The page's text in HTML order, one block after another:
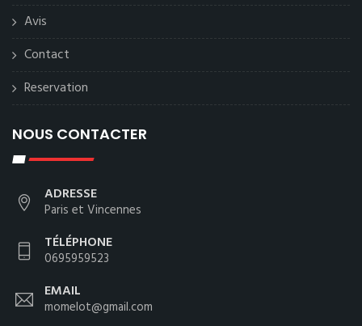
Avis
Contact
Reservation
NOUS CONTACTER
ADRESSE
Paris et Vincennes
TÉLÉPHONE
0695959523
EMAIL
momelot@gmail.com